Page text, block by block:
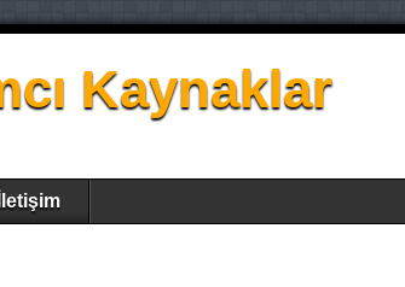
Kaynaklar
İletişim